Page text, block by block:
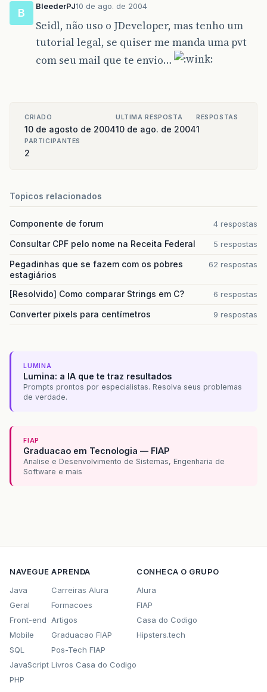
B
BleederPJ10 de ago. de 2004
Seidl, não uso o JDeveloper, mas tenho um
tutorial legal, se quiser me manda uma pvt
com seu mail que te envio…
CRIADO
10 de agosto de 2004
ULTIMA RESPOSTA
10 de ago. de 2004
RESPOSTAS
1
PARTICIPANTES
2
Topicos relacionados
Componente de forum 4 respostas
Consultar CPF pelo nome na Receita Federal 5 respostas
Pegadinhas que se fazem com os pobres
estagiários
62 respostas
[Resolvido] Como comparar Strings em C? 6 respostas
Converter pixels para centímetros 9 respostas
LUMINA
Lumina: a IA que te traz resultados
Prompts prontos por especialistas. Resolva seus problemas
de verdade.
FIAP
Graduacao em Tecnologia — FIAP
Analise e Desenvolvimento de Sistemas, Engenharia de
Software e mais
NAVEGUE
Java
Geral
Front-end
Mobile
SQL
JavaScript
PHP
APRENDA
Carreiras Alura
Formacoes
Artigos
Graduacao FIAP
Pos-Tech FIAP
Livros Casa do Codigo
CONHECA O GRUPO
Alura
FIAP
Casa do Codigo
Hipsters.tech